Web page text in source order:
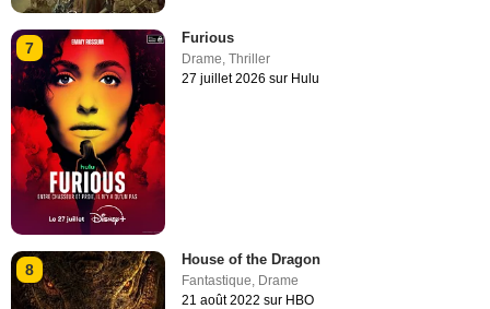
7
Furious
Drame ,Thriller
27 juillet 2026 sur Hulu
8
House of the Dragon
Fantastique, Drame
21 août 2022 sur HBO